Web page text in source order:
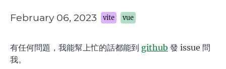
February 06, 2023 vite vue
有任何問題，我能幫上忙的話都能到 github 發 issue 問
我。